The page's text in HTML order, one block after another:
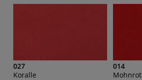
027
Koralle
014
Mohnrot